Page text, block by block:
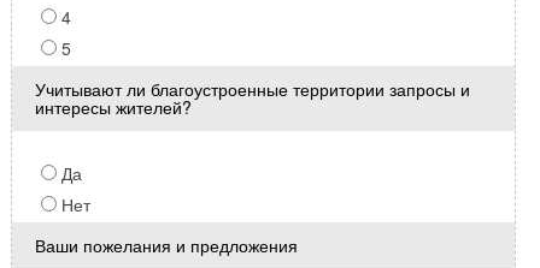
4
5
Учитывают ли благоустроенные территории запросы и
интересы жителей?
Да
Нет
Ваши пожелания и предложения